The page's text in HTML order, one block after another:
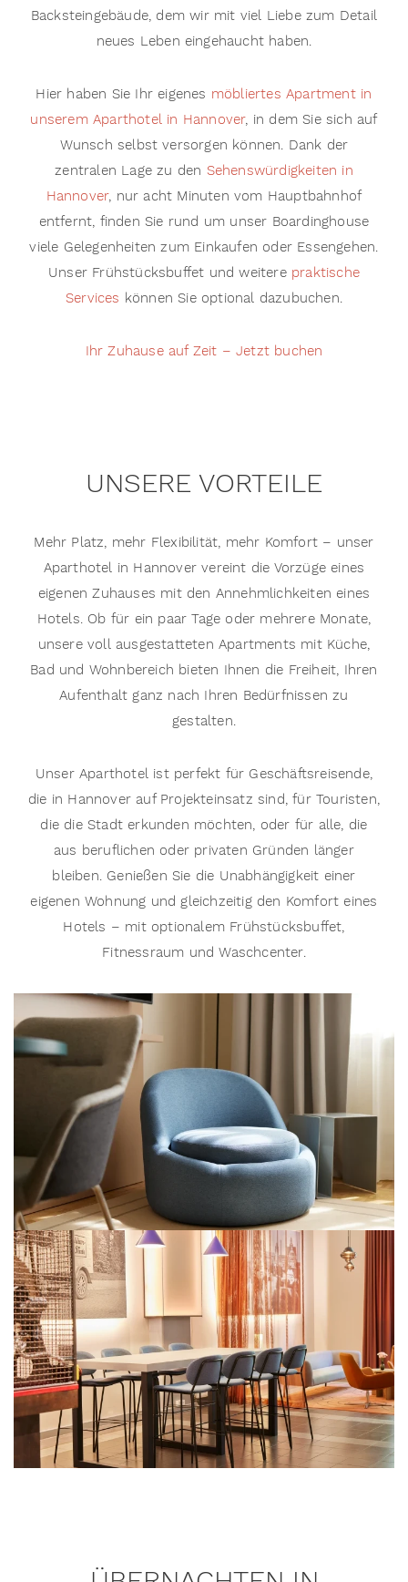
Backsteingebäude, dem wir mit viel Liebe zum Detail
neues Leben eingehaucht haben.
Hier haben Sie Ihr eigenes möbliertes Apartment in
unserem Aparthotel in Hannover, in dem Sie sich auf
Wunsch selbst versorgen können. Dank der
zentralen Lage zu den Sehenswürdigkeiten in
Hannover, nur acht Minuten vom Hauptbahnhof
entfernt, finden Sie rund um unser Boardinghouse
viele Gelegenheiten zum Einkaufen oder Essengehen.
Unser Frühstücksbuffet und weitere praktische
Services können Sie optional dazubuchen.
Ihr Zuhause auf Zeit – Jetzt buchen
UNSERE VORTEILE
Mehr Platz, mehr Flexibilität, mehr Komfort – unser
Aparthotel in Hannover vereint die Vorzüge eines
eigenen Zuhauses mit den Annehmlichkeiten eines
Hotels. Ob für ein paar Tage oder mehrere Monate,
unsere voll ausgestatteten Apartments mit Küche,
Bad und Wohnbereich bieten Ihnen die Freiheit, Ihren
Aufenthalt ganz nach Ihren Bedürfnissen zu
gestalten.
Unser Aparthotel ist perfekt für Geschäftsreisende,
die in Hannover auf Projekteinsatz sind, für Touristen,
die die Stadt erkunden möchten, oder für alle, die
aus beruflichen oder privaten Gründen länger
bleiben. Genießen Sie die Unabhängigkeit einer
eigenen Wohnung und gleichzeitig den Komfort eines
Hotels – mit optionalem Frühstücksbuffet,
Fitnessraum und Waschcenter.